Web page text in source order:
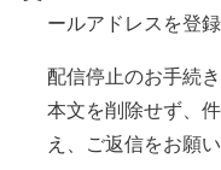
ールアドレスを登
配信停止のお手続
本文を削除せず、
え、ご返信をお願